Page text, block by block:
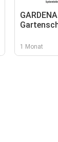
GARDENA
1 Monat